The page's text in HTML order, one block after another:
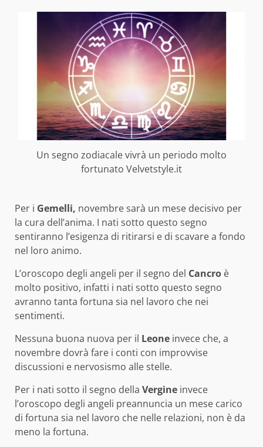
Un segno zodiacale vivrà un periodo molto
fortunato Velvetstyle.it
Per i Gemelli, novembre sarà un mese decisivo per
la cura dell’anima. I nati sotto questo segno
sentiranno l’esigenza di ritirarsi e di scavare a fondo
nel loro animo.
L’oroscopo degli angeli per il segno del Cancro è
molto positivo, infatti i nati sotto questo segno
avranno tanta fortuna sia nel lavoro che nei
sentimenti.
Nessuna buona nuova per il Leone invece che, a
novembre dovrà fare i conti con improvvise
discussioni e nervosismo alle stelle.
Per i nati sotto il segno della Vergine invece
l’oroscopo degli angeli preannuncia un mese carico
di fortuna sia nel lavoro che nelle relazioni, non è da
meno la fortuna.